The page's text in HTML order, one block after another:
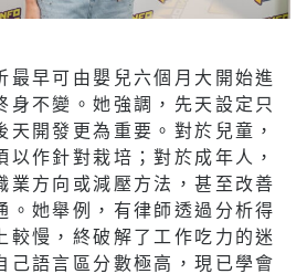
最早可由嬰兒六個月大開始進
身不變。她強調，先天設定只
天開發更為重要。對於兒童，
以作針對栽培；對於成年人，
業方向或減壓方法，甚至改善
。她舉例，有律師透過分析得
較慢，終破解了工作吃力的迷
己語言區分數極高，現已學會